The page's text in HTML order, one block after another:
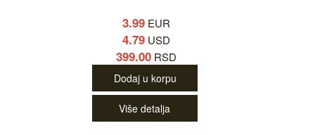
3.99 EUR
4.79 USD
399.00 RSD
Dodaj u korpu
Više detalja